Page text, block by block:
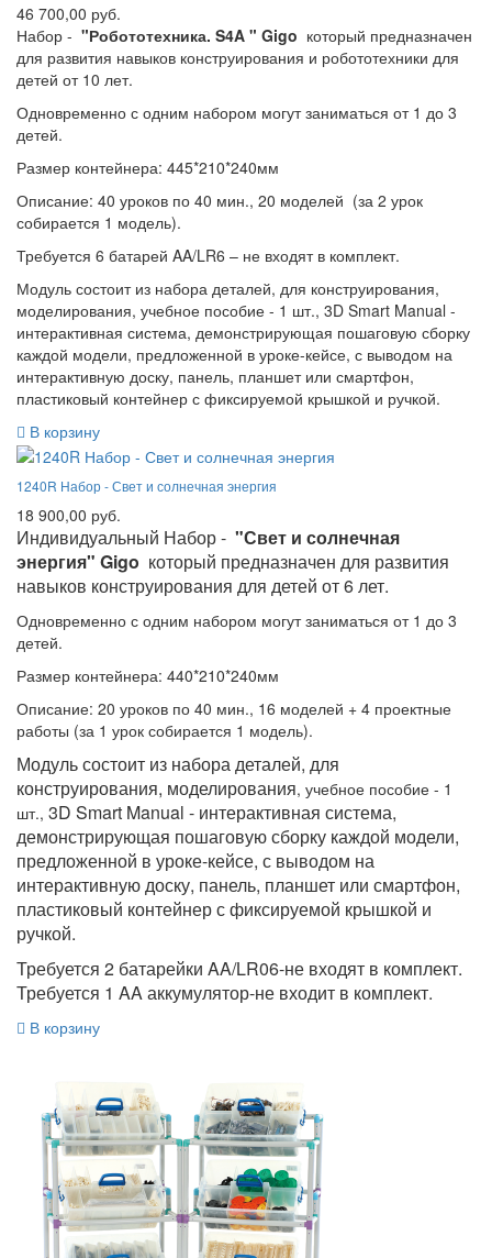
46 700,00 руб.
Набор - "Робототехника. S4A " Gigo который предназначен
для развития навыков конструирования и робототехники для
детей от 10 лет.
Одновременно с одним набором могут заниматься от 1 до 3
детей.
Размер контейнера: 445*210*240мм
Описание: 40 уроков по 40 мин., 20 моделей (за 2 урок
собирается 1 модель).
Требуется 6 батарей AA/LR6 – не входят в комплект.
Модуль состоит из набора деталей, для конструирования,
моделирования, учебное пособие - 1 шт., 3D Smart Manual -
интерактивная система, демонстрирующая пошаговую сборку
каждой модели, предложенной в уроке-кейсе, с выводом на
интерактивную доску, панель, планшет или смартфон,
пластиковый контейнер с фиксируемой крышкой и ручкой.
В корзину
1240R Набор - Свет и солнечная энергия
18 900,00 руб.
Индивидуальный Набор - "Свет и солнечная
энергия" Gigo который предназначен для развития
навыков конструирования для детей от 6 лет.
Одновременно с одним набором могут заниматься от 1 до 3
детей.
Размер контейнера: 440*210*240мм
Описание: 20 уроков по 40 мин., 16 моделей + 4 проектные
работы (за 1 урок собирается 1 модель).
Модуль состоит из набора деталей, для
конструирования, моделирования, учебное пособие - 1
шт., 3D Smart Manual - интерактивная система,
демонстрирующая пошаговую сборку каждой модели,
предложенной в уроке-кейсе, с выводом на
интерактивную доску, панель, планшет или смартфон,
пластиковый контейнер с фиксируемой крышкой и
ручкой.
Требуется 2 батарейки AA/LR06-не входят в комплект.
Требуется 1 AA аккумулятор-не входит в комплект.
В корзину